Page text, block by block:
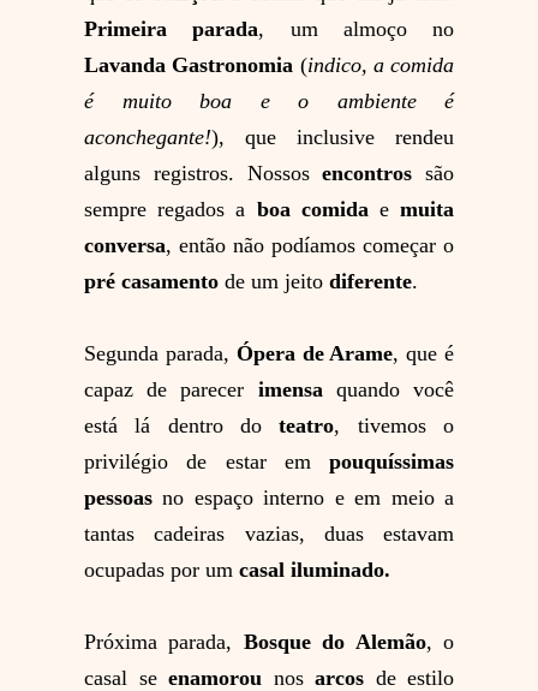
Primeira parada, um almoço no
Lavanda Gastronomia (indico, a comida
é muito boa e o ambiente é
aconchegante!), que inclusive rendeu
alguns registros. Nossosencontros são
sempre regados a boa comidaemuita
conversa, então não podíamos começar o
pré casamento de um jeito diferente.
Segunda parada, Ópera de Arame, que é
capaz de parecer imensa quando você
está lá dentro doteatro, tivemos o
privilégio de estar em pouquíssimas
pessoas no espaço interno e em meio a
tantas cadeiras vazias, duas estavam
ocupadas por um casal iluminado.
Próxima parada, Bosque do Alemão, o
casal se enamorou nos arcos de estilo